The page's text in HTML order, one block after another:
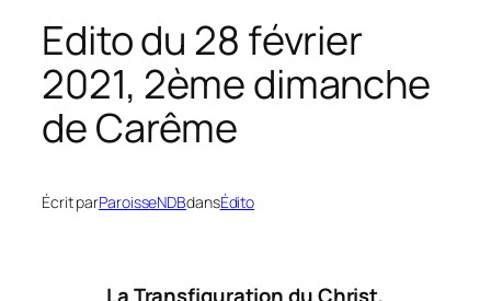
Edito du 28 février
2021, 2ème dimanche
de Carême
Écrit parParoisseNDBdansÉdito